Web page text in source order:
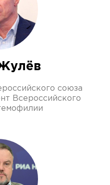
союза
Всероссийского